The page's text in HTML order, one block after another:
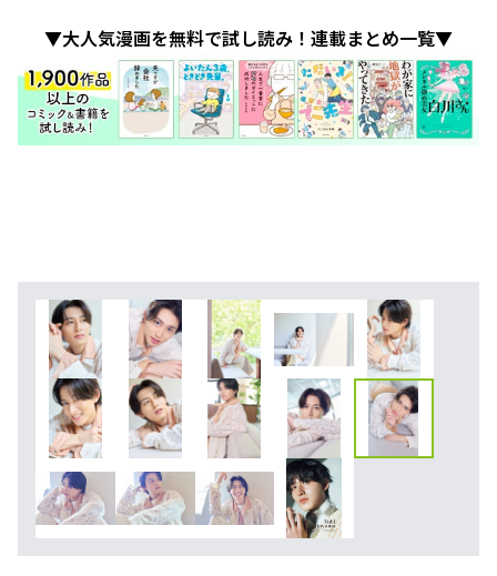
▼大人気漫画を無料で試し読み！連載まとめ一覧▼